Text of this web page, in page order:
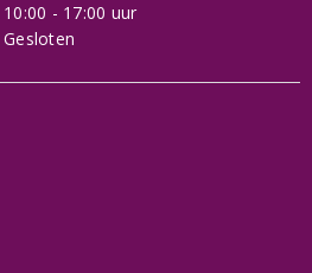
10:00 - 17:00 uur
Gesloten